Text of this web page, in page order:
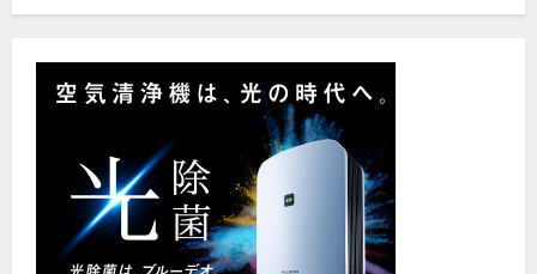
か
い
て
に
読
む